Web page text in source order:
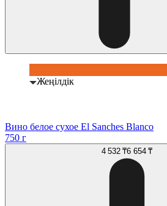
Жеңілдік
Вино белое сухое El Sanches Blanco
750 г
4 532 ₸6 654 ₸